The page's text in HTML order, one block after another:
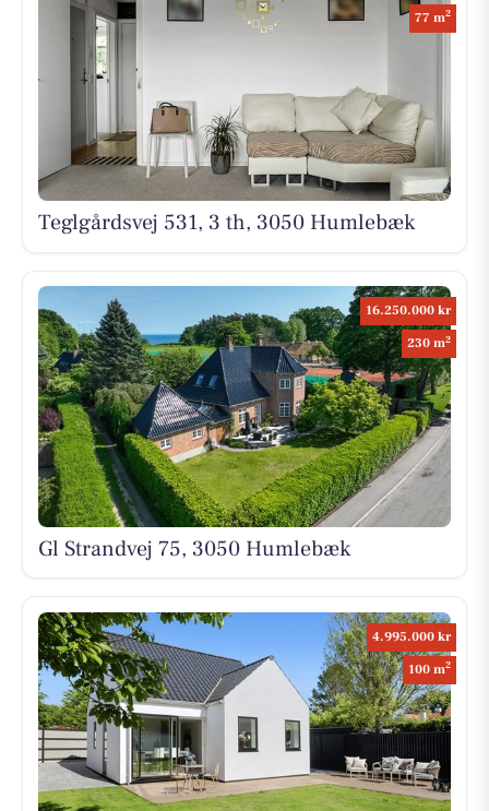
77 m2
Teglgårdsvej 531, 3 th, 3050 Humlebæk
16.250.000 kr
230 m2
Gl Strandvej 75, 3050 Humlebæk
4.995.000 kr
100 m2